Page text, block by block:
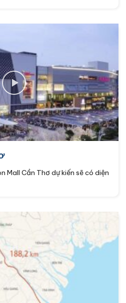
Mall Cần Thơ dự kiến sẽ có diện